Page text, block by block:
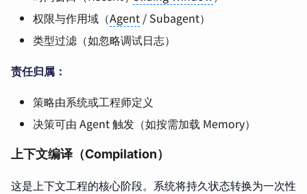
权限与作用域（Agent / Subagent）
类型过滤（如忽略调试日志）
责任归属：
策略由系统或工程师定义
决策可由 Agent 触发（如按需加载 Memory）
上下文编译（Compilation）
这是上下文工程的核心阶段。系统将持久状态转换为一次性